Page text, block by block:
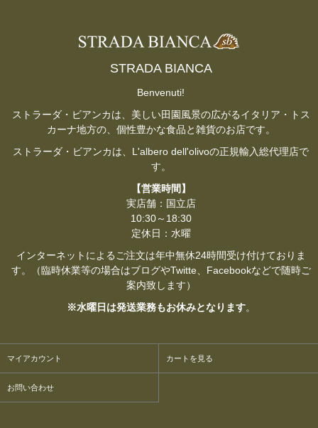
STRADA BIANCA
Benvenuti!
ストラーダ・ビアンカは、美しい田園風景の広がるイタリア・トス
カーナ地方の、個性豊かな食品と雑貨のお店です。
ストラーダ・ビアンカは、L'albero dell'olivoの正規輸入総代理店で
す。
【営業時間】
実店舗：国立店
10:30～18:30
定休日：水曜
インターネットによるご注文は年中無休24時間受け付けておりま
す。（臨時休業等の場合はブログやTwitte、Facebookなどで随時ご
案内致します）
※水曜日は発送業務もお休みとなります。
マイアカウント カートを見る
お問い合わせ